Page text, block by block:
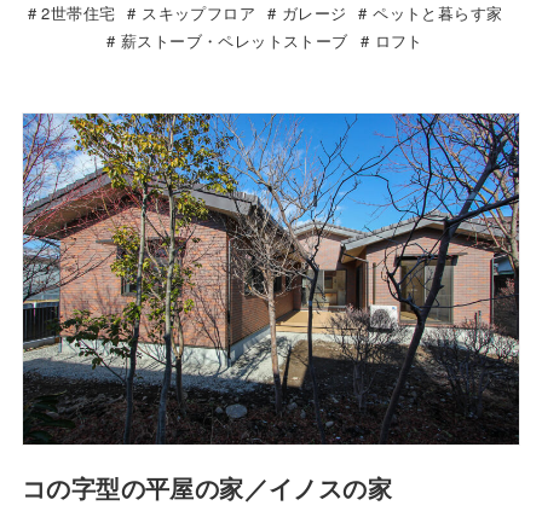
2世帯住宅
スキップフロア ガレージ
ペットと暮らす家
薪ストーブ・ペレットストーブ
ロフト
コの字型の平屋の家／イノスの家